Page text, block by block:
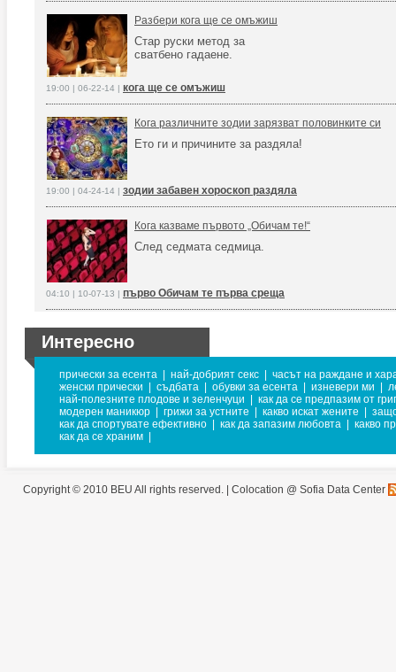
Разбери кога ще се омъжиш
Стар руски метод за
сватбено гадаене.
19:00 | 06-22-14 | кога ще се омъжиш
Кога различните зодии зарязват половинките си
Ето ги и причините за раздяла!
19:00 | 04-24-14 | зодии забавен хороскоп раздяла
Кога казваме първото „Обичам те!“
След седмата седмица.
04:10 | 10-07-13 | първо Обичам те първа среща
Интересно
прически за есента най-добрият секс
часът на раждане и
женски прически
съдбата обувки за есента изневери ми
най-полезните плодове и зеленчуци
как да се предпазим от
модерен маникюр
грижи за устните какво искат жените
как да спортувате ефективно
как да запазим любовта
какво
как да се храним
Copyright © 2010 BEU All rights reserved. | Colocation @ Sofia Data Center